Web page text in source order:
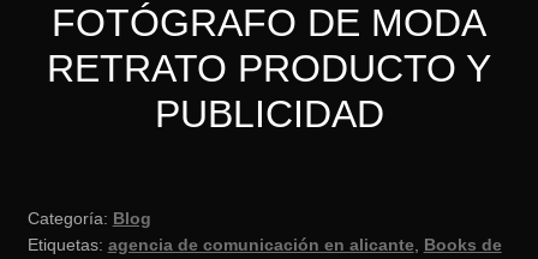
FOTÓGRAFO DE MODA
RETRATO PRODUCTO Y
PUBLICIDAD
Categoría: Blog
Etiquetas: agencia de comunicación en alicante, Books de